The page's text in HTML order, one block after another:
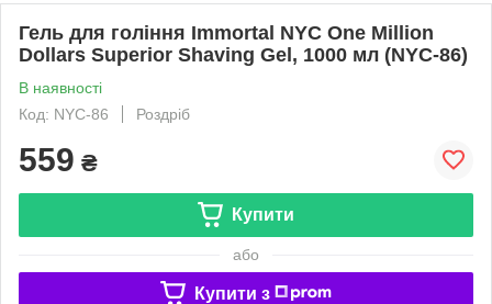
Гель для гоління Immortal NYC One Million
Dollars Superior Shaving Gel, 1000 мл (NYC-86)
В наявності
Код: NYC-86
Роздріб
559 ₴
Купити
або
Купити з